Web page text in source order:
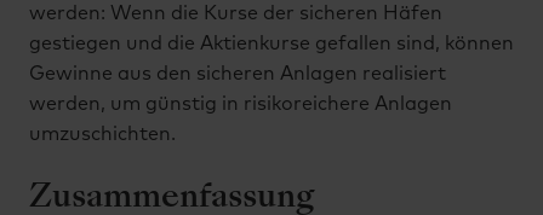
werden: Wenn die Kurse der sicheren Häfen
gestiegen und die Aktienkurse gefallen sind, können
Gewinne aus den sicheren Anlagen realisiert
werden, um günstig in risikoreichere Anlagen
umzuschichten.
Zusammenfassung